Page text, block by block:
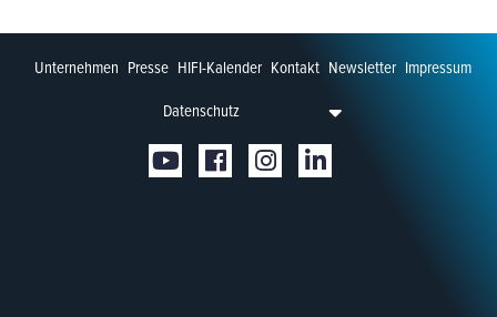
Unternehmen Presse HIFI-Kalender Kontakt Newsletter Impressum
Datenschutz